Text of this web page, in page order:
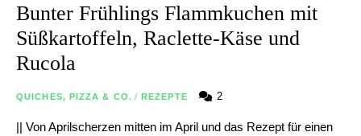
Bunter Frühlings Flammkuchen mit
Süßkartoffeln, Raclette-Käse und
Rucola
QUICHES, PIZZA & CO. / REZEPTE 2
|| Von Aprilscherzen mitten im April und das Rezept für einen